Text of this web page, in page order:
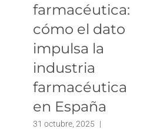
farmacéutica:
cómo el dato
impulsa la
industria
farmacéutica
en España
31 octubre, 2025 |